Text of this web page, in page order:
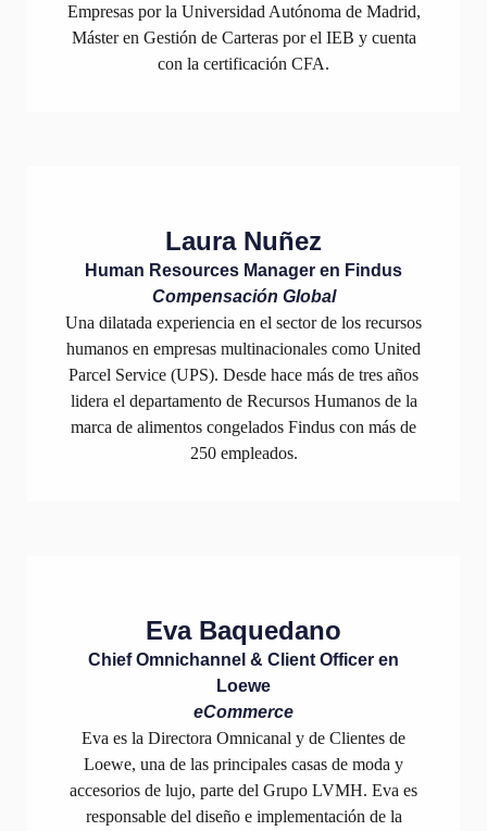
Empresas por la Universidad Autónoma de Madrid,
Máster en Gestión de Carteras por el IEB y cuenta
con la certificación CFA.
Laura Nuñez
Human Resources Manager en Findus
Compensación Global
Una dilatada experiencia en el sector de los recursos
humanos en empresas multinacionales como United
Parcel Service (UPS). Desde hace más de tres años
lidera el departamento de Recursos Humanos de la
marca de alimentos congelados Findus con más de
250 empleados.
Eva Baquedano
Chief Omnichannel & Client Officer en
Loewe
eCommerce
Eva es la Directora Omnicanal y de Clientes de
Loewe, una de las principales casas de moda y
accesorios de lujo, parte del Grupo LVMH. Eva es
responsable del diseño e implementación de la